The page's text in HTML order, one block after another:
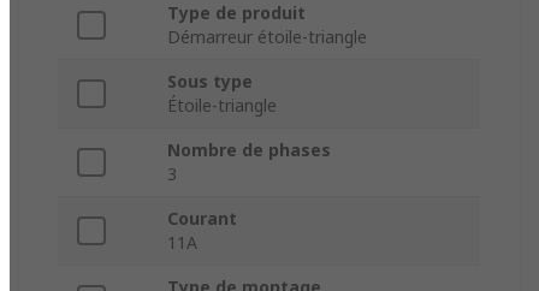
Type de produit
Démarreur étoile-triangle
Sous type
Étoile-triangle
Nombre de phases
3
Courant
11A